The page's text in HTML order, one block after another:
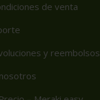
de venta
y reembolsos